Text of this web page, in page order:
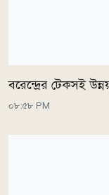
বরেন্দ্রের টেকসই
০৮:৫৮ PM